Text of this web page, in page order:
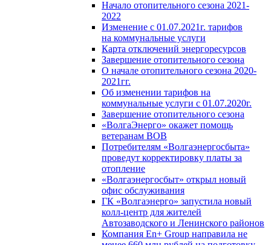
Начало отопительного сезона 2021-
2022
Изменение с 01.07.2021г. тарифов
на коммунальные услуги
Карта отключений энергоресурсов
Завершение отопительного сезона
О начале отопительного сезона 2020-
2021гг.
Об изменении тарифов на
коммунальные услуги с 01.07.2020г.
Завершение отопительного сезона
«ВолгаЭнерго» окажет помощь
ветеранам ВОВ
Потребителям «Волгаэнергосбыта»
проведут корректировку платы за
отопление
«Волгаэнергосбыт» открыл новый
офис обслуживания
ГК «Волгаэнерго» запустила новый
колл-центр для жителей
Автозаводского и Ленинского районов
Компания En+ Group направила не